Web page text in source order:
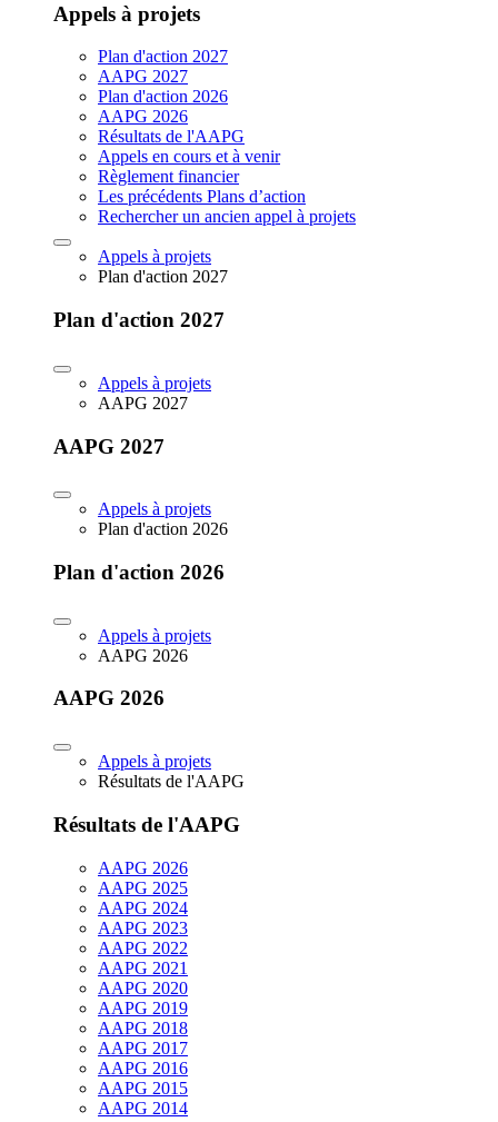
Appels à projets
Plan d'action 2027
AAPG 2027
Plan d'action 2026
AAPG 2026
Résultats de l'AAPG
Appels en cours et à venir
Règlement financier
Les précédents Plans d’action
Rechercher un ancien appel à projets
Appels à projets
Plan d'action 2027
Plan d'action 2027
Appels à projets
AAPG 2027
AAPG 2027
Appels à projets
Plan d'action 2026
Plan d'action 2026
Appels à projets
AAPG 2026
AAPG 2026
Appels à projets
Résultats de l'AAPG
Résultats de l'AAPG
AAPG 2026
AAPG 2025
AAPG 2024
AAPG 2023
AAPG 2022
AAPG 2021
AAPG 2020
AAPG 2019
AAPG 2018
AAPG 2017
AAPG 2016
AAPG 2015
AAPG 2014